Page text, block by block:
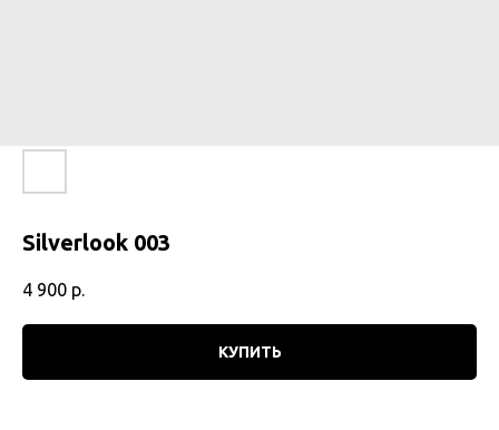
Silverlook 003
4 900 р.
КУПИТЬ